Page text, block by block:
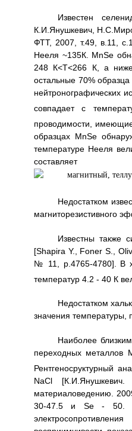
Известен
К.И.Янушкевич,
ФТТ, 2007, т.49, в.11,
Нееля ~135К. MnSe
248 К<Т<266 К, а ниже
остальные 70%
нейтронографических
совпадает с
проводимости,
образцах MnSe
температуре Нееля
Недостатком
магниторезистивного
Известны также
[Shapira Y., Foner S.,
№ 11, p.4765-4780]. В
температур 4.2 - 40 К
Недостатком
значения температуры,
Наиболее
переходных металлов
Рентгеносруктурный
NaCl
материаловедению.
30-47.5 и Se - 50.